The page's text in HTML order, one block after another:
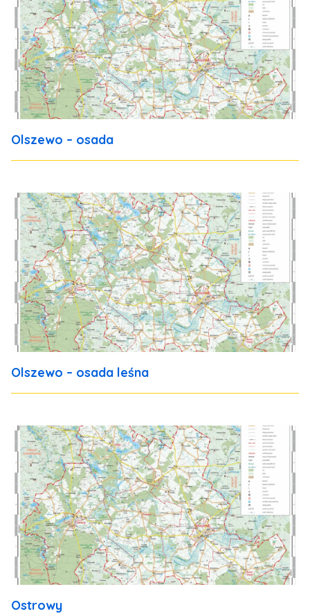
Olszewo – osada
Olszewo – osada leśna
Ostrowy